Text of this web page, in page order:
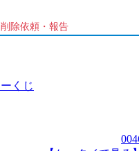
削除依頼・報告